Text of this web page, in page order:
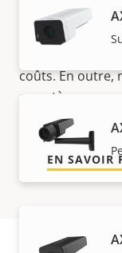
Notre nouvelle
coûts. En outre,
caractères, vous
promettons.
EN SAVOIR